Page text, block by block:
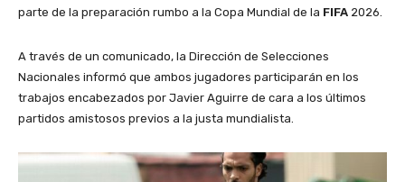
parte de la preparación rumbo a la Copa Mundial de la FIFA 2026.
A través de un comunicado, la Dirección de Selecciones
Nacionales informó que ambos jugadores participarán en los
trabajos encabezados por Javier Aguirre de cara a los últimos
partidos amistosos previos a la justa mundialista.